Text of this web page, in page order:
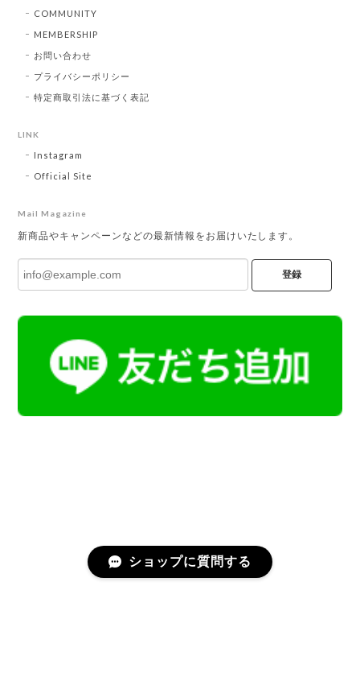
COMMUNITY
MEMBERSHIP
お問い合わせ
プライバシーポリシー
特定商取引法に基づく表記
LINK
Instagram
Official Site
Mail Magazine
新商品やキャンペーンなどの最新情報をお届けいたします。
登録
ショップに質問する